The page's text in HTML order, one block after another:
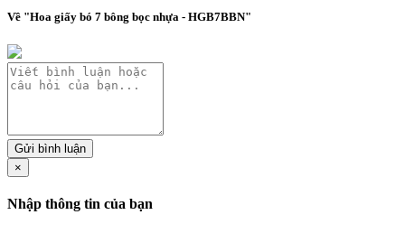
Về "Hoa giấy bó 7 bông bọc nhựa - HGB7BBN"
Gửi bình luận
×
Nhập thông tin của bạn